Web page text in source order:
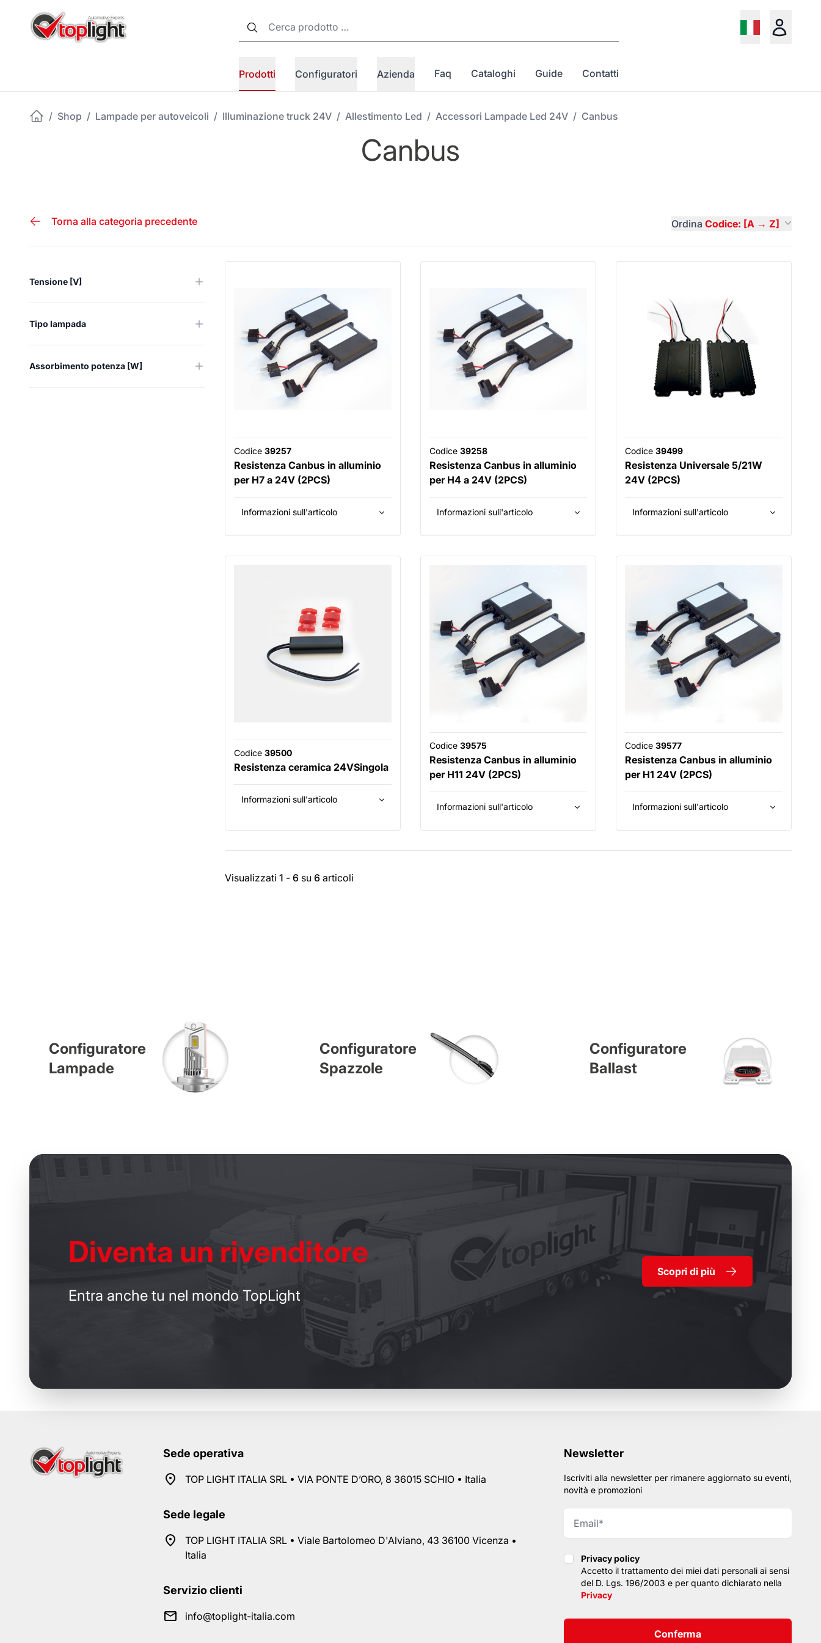
Prodotti Configuratori Azienda Faq Cataloghi Guide Contatti
/ Shop / Lampade per autoveicoli / Illuminazione truck 24V / Allestimento Led / Accessori Lampade Led 24V / Canbus
Canbus
Torna alla categoria precedente Ordina Codice: [A → Z]
Tensione [V]
Tipo lampada
Assorbimento potenza [W]
Codice 39257
Resistenza Canbus in alluminio
per H7 a 24V (2PCS)
Informazioni sull'articolo
Codice 39258
Resistenza Canbus in alluminio
per H4 a 24V (2PCS)
Informazioni sull'articolo
Codice 39499
Resistenza Universale 5/21W
24V (2PCS)
Informazioni sull'articolo
Codice 39500
Resistenza ceramica 24VSingola
Informazioni sull'articolo
Codice 39575
Resistenza Canbus in alluminio
per H11 24V (2PCS)
Informazioni sull'articolo
Codice 39577
Resistenza Canbus in alluminio
per H1 24V (2PCS)
Informazioni sull'articolo
Visualizzati 1 - 6 su 6 articoli
Configuratore
Lampade
Configuratore
Spazzole
Configuratore
Ballast
Diventa un rivenditore
Entra anche tu nel mondo TopLight
Scopri di più
Sede operativa
TOP LIGHT ITALIA SRL • VIA PONTE D’ORO, 8 36015 SCHIO • Italia
Sede legale
TOP LIGHT ITALIA SRL • Viale Bartolomeo D'Alviano, 43 36100 Vicenza •
Italia
Servizio clienti
info@toplight-italia.com
Newsletter
Iscriviti alla newsletter per rimanere aggiornato su eventi,
novità e promozioni
Privacy policy
Privacy policy
Accetto il trattamento dei miei dati personali ai sensi
del D. Lgs. 196/2003 e per quanto dichiarato nella
Privacy
Conferma